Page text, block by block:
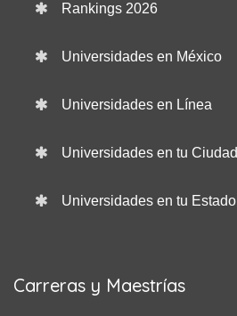
Rankings 2026
Universidades en México
Universidades en Línea
Universidades en tu Ciudad
Universidades en tu Estado
Carreras y Maestrías